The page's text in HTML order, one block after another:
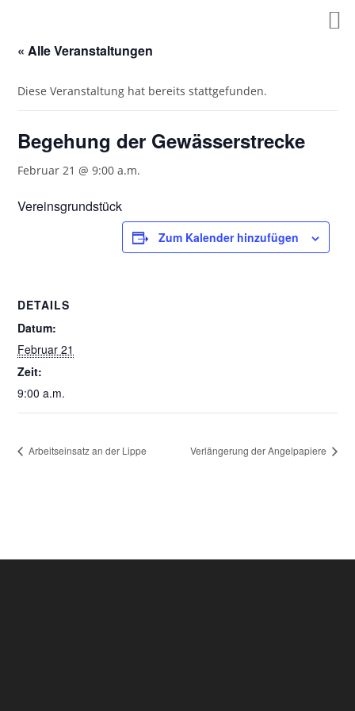
springen
« Alle Veranstaltungen
Diese Veranstaltung hat bereits stattgefunden.
Begehung der Gewässerstrecke
Februar 21 @ 9:00 a.m.
Vereinsgrundstück
Zum Kalender hinzufügen
DETAILS
Datum:
Februar 21
Zeit:
9:00 a.m.
Arbeitseinsatz an der Lippe Verlängerung der Angelpapiere